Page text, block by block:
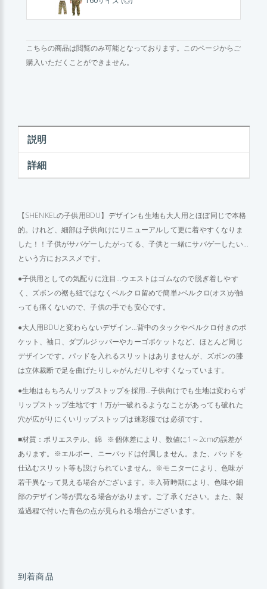
こちらの商品は閲覧のみ可能となっております。このページからご
購入いただくことができません。
説明
詳細
【SHENKELの子供用BDU】デザインも生地も大人用とほぼ同じで本格
的。けれど、細部は子供向けにリニューアルして更に着やすくなりま
した！！子供がサバゲーしたがってる、子供と一緒にサバゲーしたい…
という方におススメです。
●子供用としての気配りに注目…ウエストはゴムなので脱ぎ着しやす
く、ズボンの裾も紐ではなくベルクロ留めで簡単♪ベルクロ(オス)が触
っても痛くないので、子供の手でも安心です。
●大人用BDUと変わらないデザイン…背中のタックやベルクロ付きのポ
ケット、袖口、ダブルジッパーやカーゴポケットなど、ほとんど同じ
デザインです。パッドを入れるスリットはありませんが、ズボンの膝
は立体裁断で足を曲げたりしゃがんだりしやすくなっています。
●生地はもちろんリップストップを採用…子供向けでも生地は変わらず
リップストップ生地です！万が一破れるようなことがあっても破れた
穴が広がりにくいリップストップは迷彩服では必須です。
■材質：ポリエステル、綿 ※個体差により、数値に1～2cmの誤差が
あります。※エルボー、ニーパッドは付属しません。また、パッドを
仕込むスリット等も設けられていません。※モニターにより、色味が
若干異なって見える場合がございます。※入荷時期により、色味や細
部のデザイン等が異なる場合があります。ご了承ください。また、製
造過程で付いた青色の点が見られる場合がございます。
到着商品